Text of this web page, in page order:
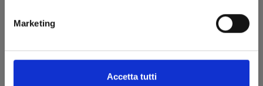
Marketing
Accetta tutti